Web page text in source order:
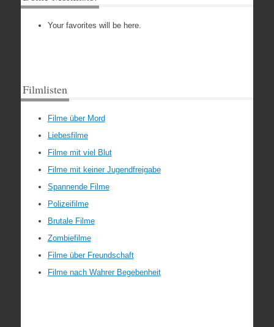
Your favorites will be here.
Filmlisten
Filme über Mord
Liebesfilme
Filme mit viel Blut
Filme mit keiner Jugendfreigabe
Spannende Filme
Polizeifilme
Brutale Filme
Zombiefilme
Filme über Freundschaft
Filme nach Wahrer Begebenheit